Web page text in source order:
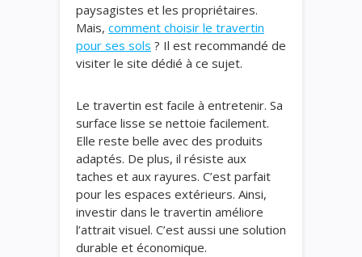
paysagistes et les propriétaires.
Mais, comment choisir le travertin
pour ses sols ? Il est recommandé de
visiter le site dédié à ce sujet.
Le travertin est facile à entretenir. Sa
surface lisse se nettoie facilement.
Elle reste belle avec des produits
adaptés. De plus, il résiste aux
taches et aux rayures. C’est parfait
pour les espaces extérieurs. Ainsi,
investir dans le travertin améliore
l’attrait visuel. C’est aussi une solution
durable et économique.